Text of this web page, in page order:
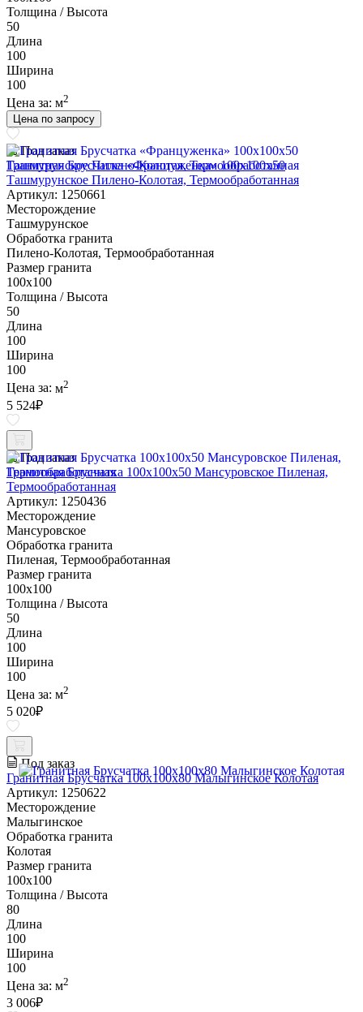
Толщина / Высота
50
Длина
100
Ширина
100
Цена за: м2
Цена по запросу
Под заказ
Гранитная Брусчатка «Француженка» 100х100x50
Ташмурунское Пилено-Колотая, Термообработанная
Артикул: 1250661
Месторождение
Ташмурунское
Обработка гранита
Пилено-Колотая, Термообработанная
Размер гранита
100х100
Толщина / Высота
50
Длина
100
Ширина
100
Цена за: м2
5 524₽
Под заказ
Гранитная Брусчатка 100х100x50 Мансуровское Пиленая,
Термообработанная
Артикул: 1250436
Месторождение
Мансуровское
Обработка гранита
Пиленая, Термообработанная
Размер гранита
100х100
Толщина / Высота
50
Длина
100
Ширина
100
Цена за: м2
5 020₽
Под заказ
Гранитная Брусчатка 100х100x80 Малыгинское Колотая
Артикул: 1250622
Месторождение
Малыгинское
Обработка гранита
Колотая
Размер гранита
100х100
Толщина / Высота
80
Длина
100
Ширина
100
Цена за: м2
3 006₽